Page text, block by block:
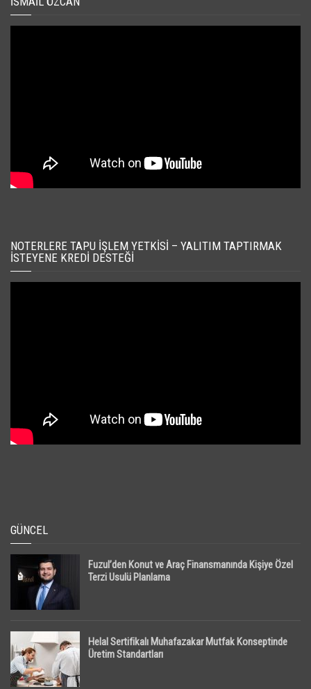
NOTERLERE TAPU İŞLEM YETKISI – YALITIM TAPTIRMAK
İSTEYENE KREDI DESTEĞI
GÜNCEL
Fuzul’den Konut ve Araç Finansmanında Kişiye Özel
Terzi Usulü Planlama
Helal Sertifikalı Muhafazakar Mutfak Konseptinde
Üretim Standartları